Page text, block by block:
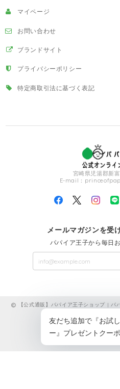
マイページ
お問い合わせ
ブランドサイト
プライバシーポリシー
特定商取引法に基づく表記
宮崎県児湯郡新
E-mail：
メールマガジンを受
パパイア王子から毎日
【公式通販】パパイア王子ショップ | パ
ショップ